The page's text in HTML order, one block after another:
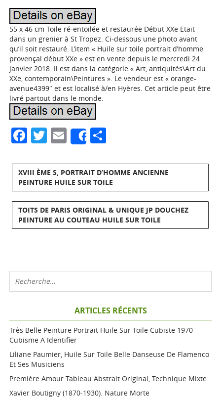
55 x 46 cm Toile ré-entoilée et restaurée Début XXe Etait
dans un grenier à St Tropez. Ci-dessous une photo avant
qu’il soit restauré. L’item « Huile sur toile portrait d’homme
provençal début XXe » est en vente depuis le mercredi 24
janvier 2018. Il est dans la catégorie « Art, antiquités\Art du
XXe, contemporain\Peintures ». Le vendeur est « orange-
avenue4399″ et est localisé à/en Hyères. Cet article peut être
livré partout dans le monde.
Facebook
Twitter
Email
Share
XVIII ÈME S, PORTRAIT D’HOMME ANCIENNE
PEINTURE HUILE SUR TOILE
TOITS DE PARIS ORIGINAL & UNIQUE JP DOUCHEZ
PEINTURE AU COUTEAU HUILE SUR TOILE
ARTICLES RÉCENTS
Très Belle Peinture Portrait Huile Sur Toile Cubiste 1970
Cubisme A Identifier
Liliane Paumier, Huile Sur Toile Belle Danseuse De Flamenco
Et Ses Musiciens
Première Amour Tableau Abstrait Original, Technique Mixte
Xavier Boutigny (1870-1930). Nature Morte